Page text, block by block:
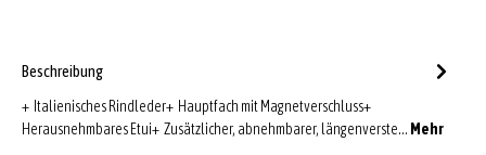
Beschreibung
+ Italienisches Rindleder+ Hauptfach mit Magnetverschluss+
Herausnehmbares Etui+ Zusätzlicher, abnehmbarer, längenverste… Mehr